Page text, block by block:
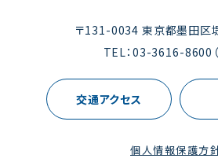
〒131-0034 東京都墨田区
TEL： 03-3616-8600
交通アクセス
個人情報保護方